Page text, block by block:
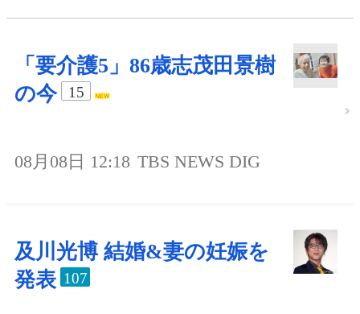
「要介護5」86歳志茂田景樹
の今
15
08月08日 12:18 TBS NEWS DIG
及川光博 結婚&妻の妊娠を
発表 107